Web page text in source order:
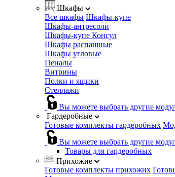
Шкафы
Все шкафы Шкафы-купе
Шкафы-антресоли
Шкафы-купе Консул
Шкафы распашные
Шкафы угловые
Пеналы
Витрины
Полки и ящики
Стеллажи
Вы можете выбрать другие
Гардеробные
Готовые комплекты гардеробных
Вы можете выбрать другие
Товары для гардеробных
Прихожие
Готовые комплекты прихожих